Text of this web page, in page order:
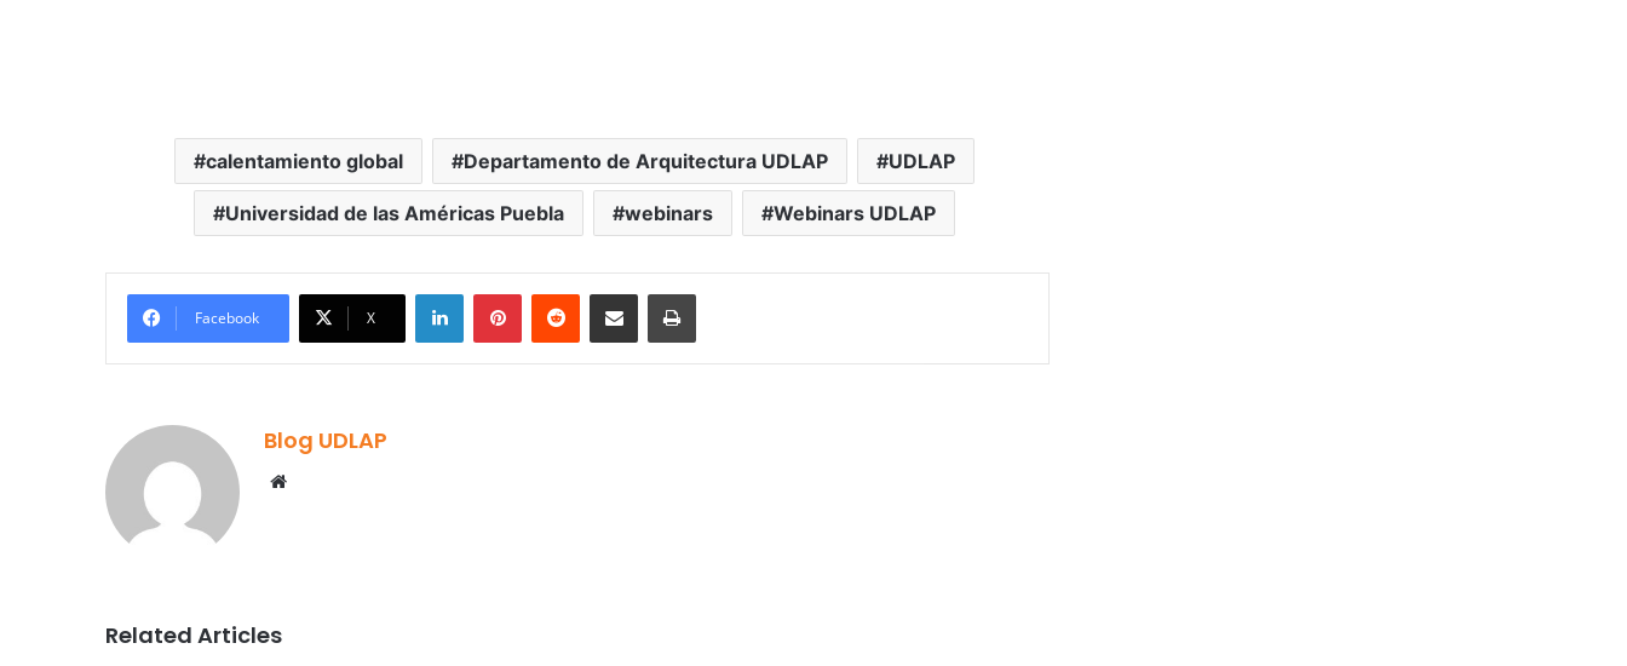
calentamiento global Departamento de Arquitectura UDLAP UDLAP
Universidad de las Américas Puebla webinars Webinars UDLAP
Facebook X
LinkedInPinterestReddit Share via Email Print
Blog UDLAP
Related Articles